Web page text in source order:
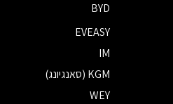
BYD
EVEASY
IM
KGM (סאנגיונג)
WEY